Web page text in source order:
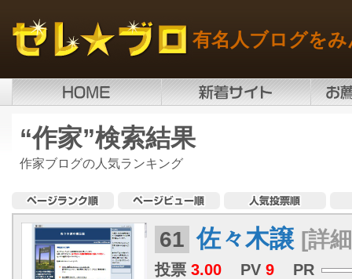
有名人ブログを
“作家”検索結果
作家ブログの人気ランキング
61 佐々木譲 [詳
投票 3.00 PV 9
PR